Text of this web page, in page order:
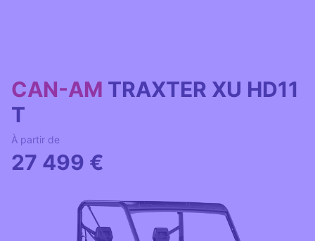
CAN-AM TRAXTER XU HD11
T
À partir de
27 499 €